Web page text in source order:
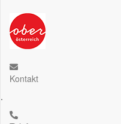
Kontakt
.